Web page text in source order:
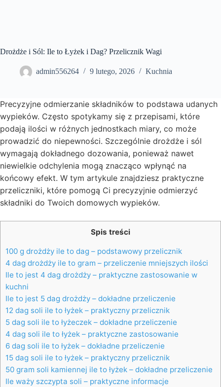
Drożdże i Sól: Ile to Łyżek i Dag? Przelicznik Wagi
admin556264 9 lutego, 2026 Kuchnia
Precyzyjne odmierzanie składników to podstawa udanych
wypieków. Często spotykamy się z przepisami, które
podają ilości w różnych jednostkach miary, co może
prowadzić do niepewności. Szczególnie drożdże i sól
wymagają dokładnego dozowania, ponieważ nawet
niewielkie odchylenia mogą znacząco wpłynąć na
końcowy efekt. W tym artykule znajdziesz praktyczne
przeliczniki, które pomogą Ci precyzyjnie odmierzyć
składniki do Twoich domowych wypieków.
Spis treści
100 g drożdży ile to dag – podstawowy przelicznik
4 dag drożdży ile to gram – przeliczenie mniejszych ilości
Ile to jest 4 dag drożdży – praktyczne zastosowanie w
kuchni
Ile to jest 5 dag drożdży – dokładne przeliczenie
12 dag soli ile to łyżek – praktyczny przelicznik
5 dag soli ile to łyżeczek – dokładne przeliczenie
4 dag soli ile to łyżek – praktyczne zastosowanie
6 dag soli ile to łyżek – dokładne przeliczenie
15 dag soli ile to łyżek – praktyczny przelicznik
50 gram soli kamiennej ile to łyżek – dokładne przeliczenie
Ile waży szczypta soli – praktyczne informacje